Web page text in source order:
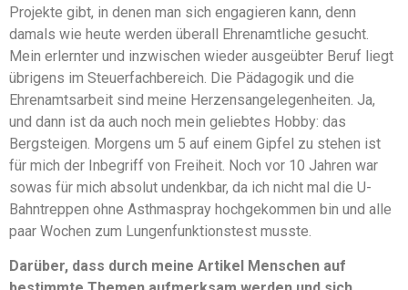
Projekte gibt, in denen man sich engagieren kann, denn
damals wie heute werden überall Ehrenamtliche gesucht.
Mein erlernter und inzwischen wieder ausgeübter Beruf liegt
übrigens im Steuerfachbereich. Die Pädagogik und die
Ehrenamtsarbeit sind meine Herzensangelegenheiten. Ja,
und dann ist da auch noch mein geliebtes Hobby: das
Bergsteigen. Morgens um 5 auf einem Gipfel zu stehen ist
für mich der Inbegriff von Freiheit. Noch vor 10 Jahren war
sowas für mich absolut undenkbar, da ich nicht mal die U-
Bahntreppen ohne Asthmaspray hochgekommen bin und alle
paar Wochen zum Lungenfunktionstest musste.
Darüber, dass durch meine Artikel Menschen auf